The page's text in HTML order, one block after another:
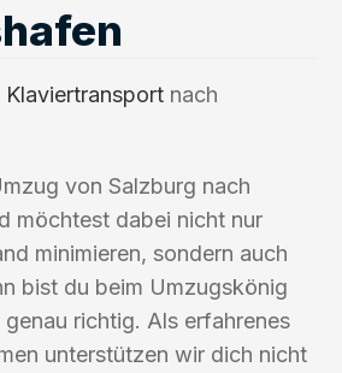
Klaviertransport nach
von Salzburg nach
möchtest dabei nicht nur
minimieren, sondern auch
bist du beim Umzugskönig
richtig. Als erfahrenes
unterstützen wir dich nicht